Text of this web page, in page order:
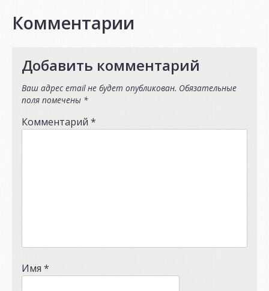
Комментарии
Добавить комментарий
Ваш адрес email не будет опубликован. Обязательные
поля помечены *
Комментарий *
Имя *